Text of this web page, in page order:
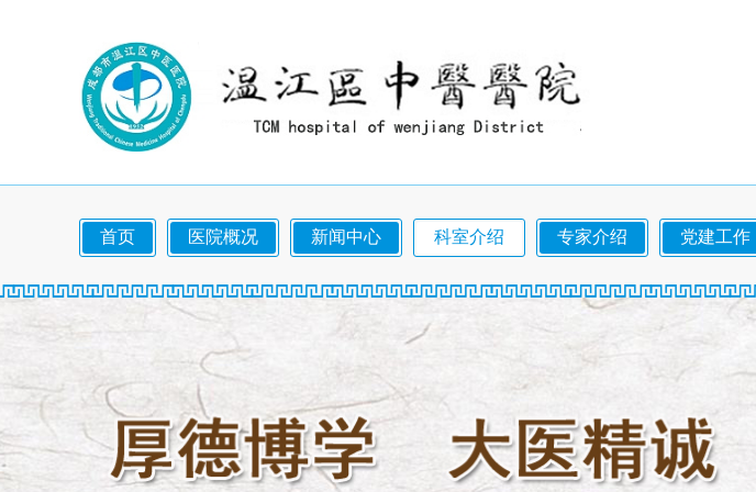
首页 医院概况 新闻中心 科室介绍 专家介绍 党建工作